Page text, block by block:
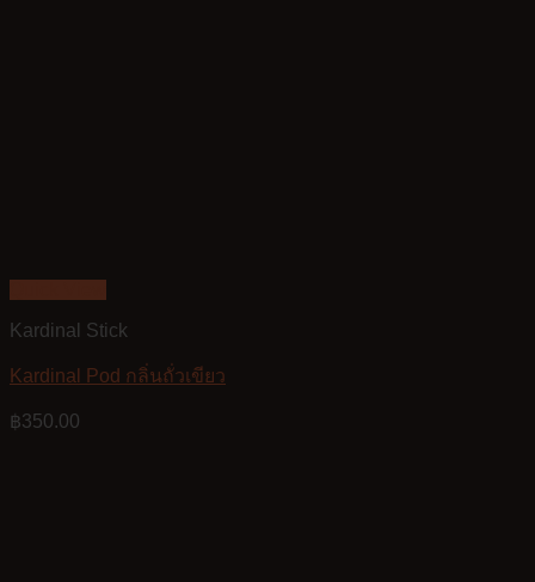
Kardinal Stick
Kardinal Pod กลิ่นถั่วเขียว
฿350.00